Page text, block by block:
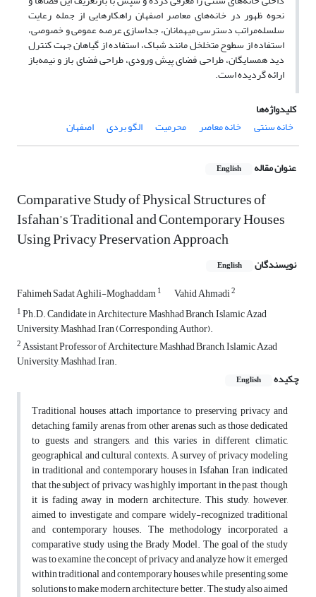
نحوه ظهور در خانه‌های معاصر اصفهان راهکارهایی از جمله رعایت
سلسله‌مراتب دسترسی میهمانان، جداسازی عرصه عمومی و خصوصی،
استفاده از سطوح متخلخل مانند شباک، استفاده از گیاهان جهت کنترل
دید همسایگان، طراحی فضای پیش ورودی، طراحی فضای باز و نیمه‌باز
ارائه گردیده است.
کلیدواژه‌ها
خانه سنتی
خانه معاصر محرمیت الگو بردی اصفهان
عنوان مقاله English
Comparative Study of Physical Structures of
Isfahan’s Traditional and Contemporary Houses
Using Privacy Preservation Approach
نویسندگان English
Fahimeh Sadat Aghili-Moghaddam1 Vahid Ahmadi2
1Ph.D. Candidate in Architecture, Mashhad Branch, Islamic Azad
University, Mashhad, Iran (Corresponding Author).
2Assistant Professor of Architecture, Mashhad Branch, Islamic Azad
University, Mashhad, Iran.
چکیده
English
Traditional houses attach importance to preserving privacy and
detaching family arenas from other arenas such as those dedicated
to guests and strangers, and this varies in different climatic,
geographical, and cultural contexts. A survey of privacy modeling
in traditional and contemporary houses in Isfahan, Iran, indicated
that the subject of privacy was highly important in the past, though
it is fading away in modern architecture. This study, however,
aimed to investigate and compare widely-recognized traditional
and contemporary houses. The methodology incorporated a
comparative study using the Brady Model. The goal of the study
was to examine the concept of privacy and analyze how it emerged
within traditional and contemporary houses while presenting some
solutions to make modern architecture better. The study also aimed